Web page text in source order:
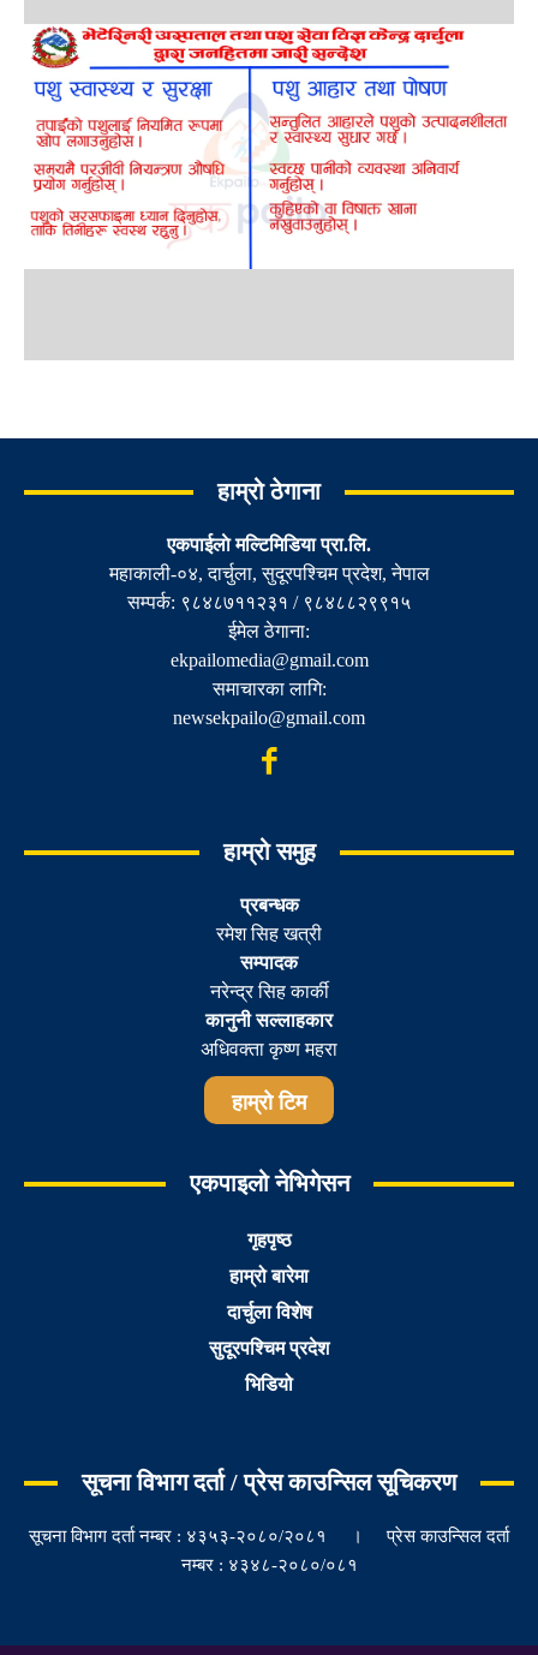
हाम्रो ठेगाना
एकपाईलाे मल्टिमिडिया प्रा.लि.
महाकाली-०४, दार्चुला, सुदूरपश्चिम प्रदेश, नेपाल
सम्पर्क: ९८४८७११२३१ / ९८४८८२९९१५
ईमेल ठेगाना:
ekpailomedia@gmail.com
समाचारका लागि:
newsekpailo@gmail.com
हाम्रो समुह
प्रबन्धक
रमेश सिह खत्री
सम्पादक
नरेन्द्र सिह कार्की
कानुनी सल्लाहकार
अधिवक्ता कृष्ण महरा
हाम्रो टिम
एकपाइलो नेभिगेसन
गृहपृष्ठ
हाम्रो बारेमा
दार्चुला विशेष
सुदूरपश्चिम प्रदेश
भिडियो
सूचना विभाग दर्ता / प्रेस काउन्सिल सूचिकरण
सूचना विभाग दर्ता नम्बर : ४३५३-२०८०/२०८१ । प्रेस काउन्सिल दर्ता
नम्बर : ४३४८-२०८०/०८१